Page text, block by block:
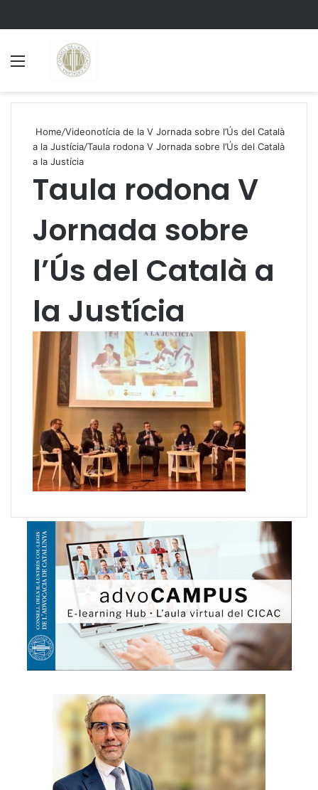
Home/Videonotícia de la V Jornada sobre l’Ús del Català
a la Justícia/Taula rodona V Jornada sobre l’Ús del Català
a la Justícia
Taula rodona V
Jornada sobre
l’Ús del Català a
la Justícia